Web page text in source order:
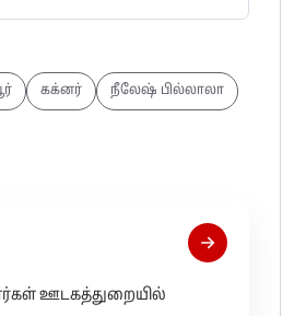
கக்னர் நீலேஷ் பில்லாலா
ஊடகத்துறையில்